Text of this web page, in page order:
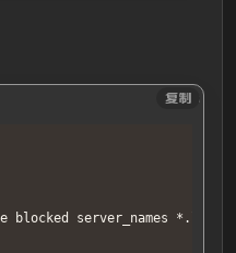
blocked server_names
复制Sh